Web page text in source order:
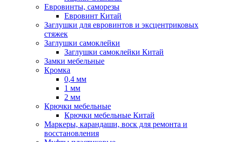
Евровинты, саморезы
Евровинт Китай
Заглушки для евровинтов и эксцентриковых
стяжек
Заглушки самоклейки
Заглушки самоклейки Китай
Замки мебельные
Кромка
0,4 мм
1 мм
2 мм
Крючки мебельные
Крючки мебельные Китай
Маркеры, карандаши, воск для ремонта и
восстановления